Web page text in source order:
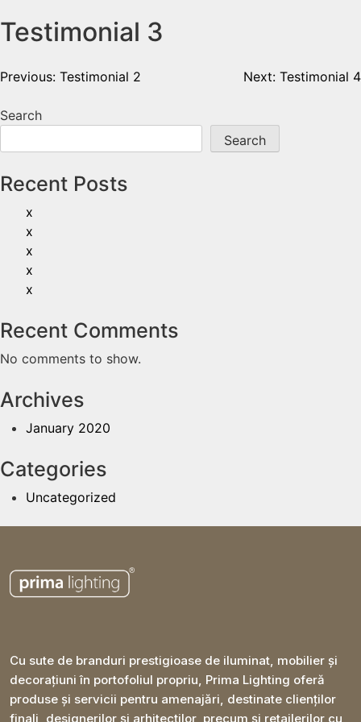
Testimonial 3
Previous: Testimonial 2 Next: Testimonial 4
Search
Search
Recent Posts
x
x
x
x
x
Recent Comments
No comments to show.
Archives
January 2020
Categories
Uncategorized
Cu sute de branduri prestigioase de iluminat, mobilier și
decorațiuni în portofoliul propriu, Prima Lighting oferă
produse și servicii pentru amenajări, destinate clienților
finali, designerilor și arhitecților, precum și retailerilor cu